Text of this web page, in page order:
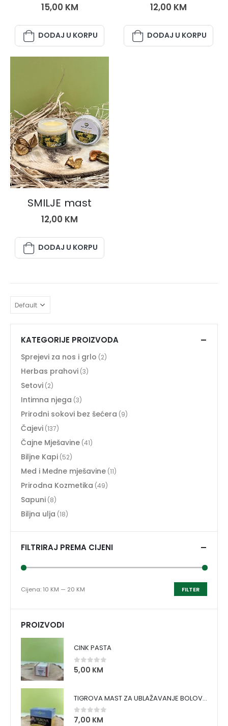
15,00 KM
DODAJ U KORPU
12,00 KM
DODAJ U KORPU
PRIRODNA KOZMETIKA
SMILJE mast
12,00 KM
DODAJ U KORPU
KATEGORIJE PROIZVODA
Sprejevi za nos i grlo (2)
Herbas prahovi (3)
Setovi (2)
Intimna njega (3)
Prirodni sokovi bez šećera (9)
Čajevi (137)
Čajne Mješavine (41)
Biljne Kapi (52)
Med i Medne mješavine (11)
Prirodna Kozmetika (49)
Sapuni (8)
Biljna ulja (18)
FILTRIRAJ PREMA CIJENI
FILTER
Cijena: 10 KM — 20 KM
PROIZVODI
CINK PASTA
0 out of 5
5,00 KM
TIGROVA MAST ZA UBLAŽAVANJE BOLOVA I ZAGRIJAVANJE MIŠIĆA
0 out of 5
7,00 KM